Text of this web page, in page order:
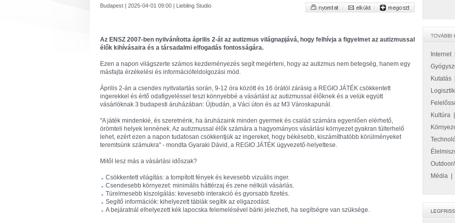
Budapest | 2025-04-01 09:00 | Liebling Studio
Az ENSZ 2007-ben nyilvánította április 2-át az autizmus világnapjává, hogy felhívja a figyelmet az autizmussal
élők kihívásaira és a társadalmi elfogadás fontosságára.
Ezen a napon világszerte számos kezdeményezés segít megérteni, hogy az autizmus nem betegség, hanem egy
másfajta érzékelési és információfeldolgozási mód.
Április 2-án a csendes nyitvatartás során, 9-12 óra között és 16 órától zárásig a REGIO JÁTÉK csökkentett
ingerekkel és értő odafigyeléssel teszi könnyebbé a vásárlást az autizmussal élőknek és a velük együtt
vásárlóknak 3 budapesti áruházában: Újbudán, a Váci úton és az M3 Városkapunál.
"A játék mindenkié, és szeretnénk, ha áruházaink minden gyermek és család számára egyenlően elérhető,
örömteli helyek lennének. Az autizmussal élők számára a hagyományos vásárlási környezet gyakran túlterhelő
lehet, ezért ezen a napon tudatosan csökkentjük az ingereket, hogy békésebb, kiszámíthatóbb körülményeket
teremtsünk számukra" - mondta Gyaraki Dávid, a REGIO JÁTÉK ügyvezető-helyettese.
Mitől lesz más a vásárlási időszak?
Csökkentett világítás: a tompított fények és kevesebb vizuális inger.
Csendesebb környezet: minimális háttérzaj és zene nélküli vásárlás.
Türelmesebb kiszolgálás: kevesebb interakció és gyorsabb fizetés.
Segítő információk: kihelyezett táblák segítik az eligazodást.
A bejáratnál elhelyezett kék lapocska felemelésével bárki jelezheti, ha segítségre van szüksége.
Internet|
Kutatás
Kultúra
Média